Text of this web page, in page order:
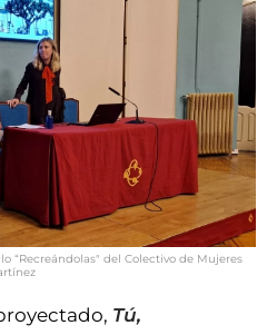
“Recreándolas" del Colectivo de Mujeres
Tú,